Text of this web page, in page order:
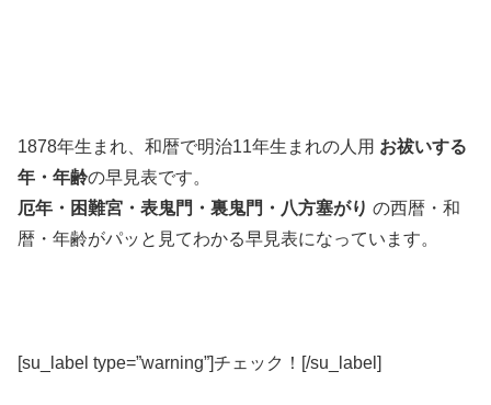
1878年生まれ、和暦で明治11年生まれの人用 お祓いする
年・年齢の早見表です。
厄年・困難宮・表鬼門・裏鬼門・八方塞がり の西暦・和
暦・年齢がパッと見てわかる早見表になっています。
[su_label type=”warning”]チェック！[/su_label]